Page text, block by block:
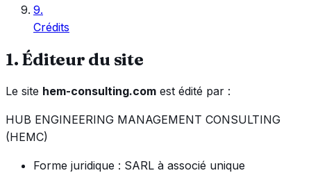
9.
Crédits
1. Éditeur du site
Le site hem-consulting.com est édité par :
HUB ENGINEERING MANAGEMENT CONSULTING
(HEMC)
Forme juridique : SARL à associé unique